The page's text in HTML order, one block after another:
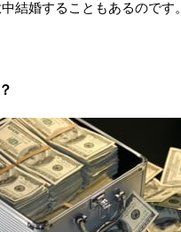
結婚することもあるのです。